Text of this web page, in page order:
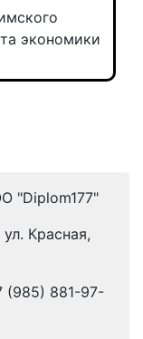
экономики
"Diplom177"
Красная,
(985) 881-97-